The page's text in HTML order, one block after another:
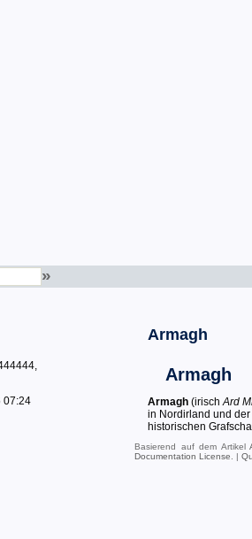
»
07:24
Armagh
Armagh
Armagh (irischArd
in Nordirland und
historischen
Basierend auf dem Artikel
Documentation License . |